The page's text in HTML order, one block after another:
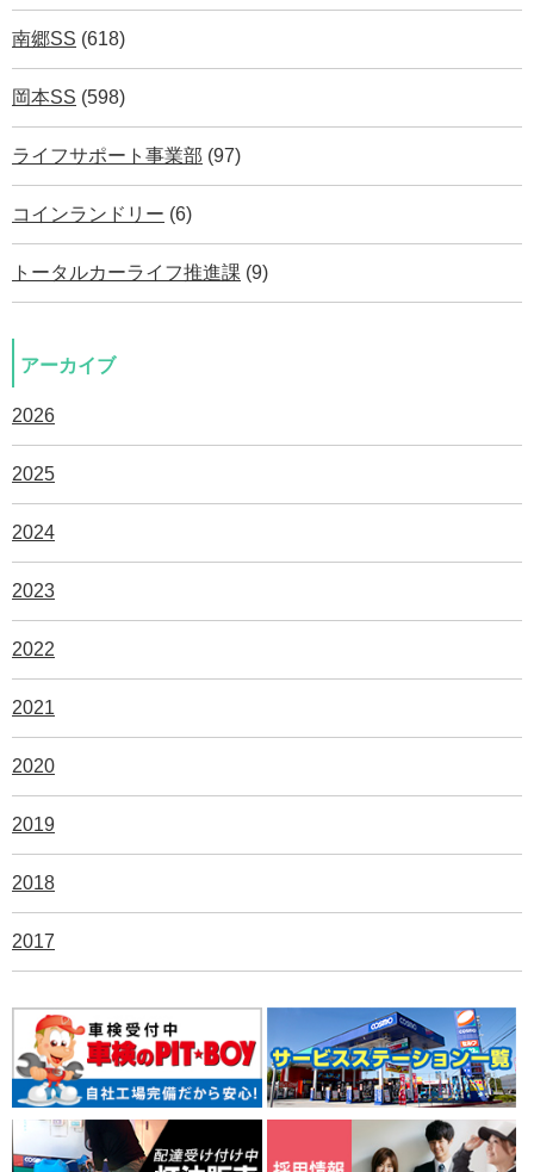
南郷SS (618)
岡本SS (598)
ライフサポート事業部 (97)
コインランドリー (6)
トータルカーライフ推進課 (9)
アーカイブ
2026
2025
2024
2023
2022
2021
2020
2019
2018
2017